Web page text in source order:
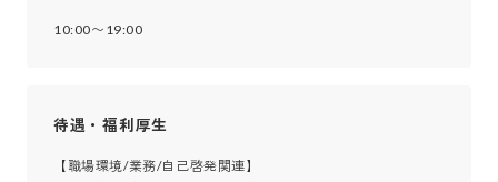
10:00〜19:00
待遇・福利厚生
【職場環境/業務/自己啓発関連】